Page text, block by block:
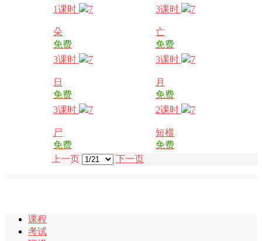
1课时
7
朵
免费
3课时 7
亡
免费
3课时
7
日
免费
3课时 7
月
免费
3课时
7
尸
免费
2课时 7
短横
免费
上一页
下一页
课程
考试